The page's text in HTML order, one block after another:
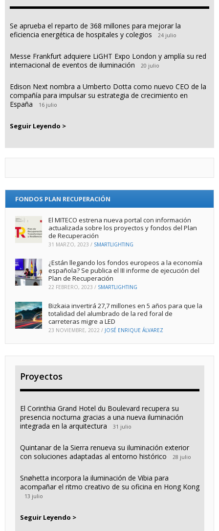
Se aprueba el reparto de 368 millones para mejorar la
eficiencia energética de hospitales y colegios
24 julio
Messe Frankfurt adquiere LiGHT Expo London y amplía su red
internacional de eventos de iluminación
20 julio
Edison Next nombra a Umberto Dotta como nuevo CEO de la
compañía para impulsar su estrategia de crecimiento en
España
16 julio
Seguir Leyendo >
FONDOS PLAN RECUPERACIÓN
El MITECO estrena nueva portal con información
actualizada sobre los proyectos y fondos del Plan
de Recuperación
31 MARZO, 2023 / SMARTLIGHTING
¿Están llegando los fondos europeos a la economía
española? Se publica el III informe de ejecución del
Plan de Recuperación
22 FEBRERO, 2023 / SMARTLIGHTING
Bizkaia invertirá 27,7 millones en 5 años para que la
totalidad del alumbrado de la red foral de
carreteras migre a LED
23 NOVIEMBRE, 2022 / JOSÉ ENRIQUE ÁLVAREZ
Proyectos
El Corinthia Grand Hotel du Boulevard recupera su
presencia nocturna gracias a una nueva iluminación
integrada en la arquitectura
31 julio
Quintanar de la Sierra renueva su iluminación exterior
con soluciones adaptadas al entorno histórico
28 julio
Snøhetta incorpora la iluminación de Vibia para
acompañar el ritmo creativo de su oficina en Hong Kong
13 julio
Seguir Leyendo >